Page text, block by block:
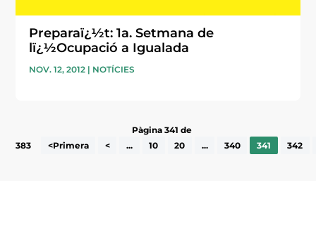
Preparaï¿½t: 1a. Setmana de
lï¿½Ocupació a Igualada
NOV. 12, 2012 | NOTÍCIES
Pàgina 341 de
383
<Primera < ... 10 20 ... 340 341 342